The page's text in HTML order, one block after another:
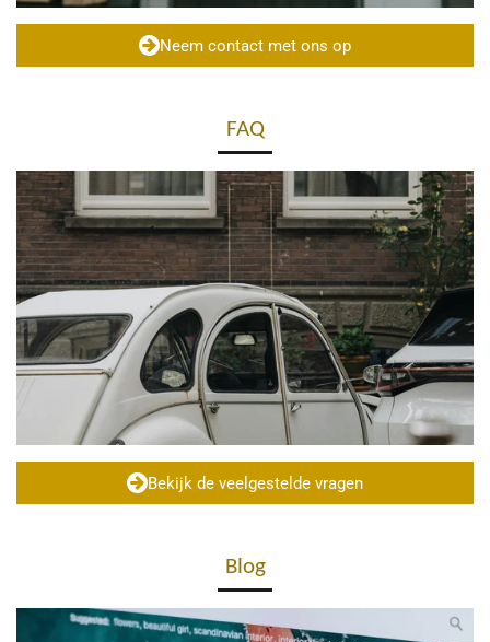
Neem contact met ons op
FAQ
Bekijk de veelgestelde vragen
Blog